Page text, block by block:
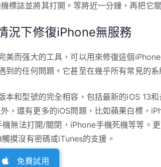
標誌並將其打開。等將近一分鐘，再把它
況下修復iPhone無服務
美而强大的工具，可以用來修復這個
到的任何問題。它甚至在幾乎所有常見的
本和型號的完全相容，包括最新的iOS 13
，還有更多的iOS問題，比如蘋果白標，
無法打開/關閉，iPhone手機死機等等。
摸沒有密碼或iTunes的支援。
免費試用